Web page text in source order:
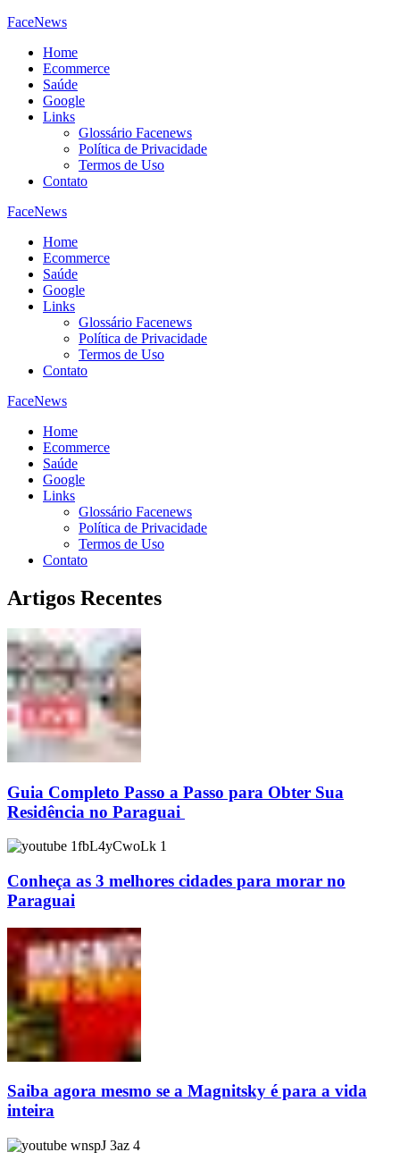
FaceNews
Home
Ecommerce
Saúde
Google
Links
Glossário Facenews
Política de Privacidade
Termos de Uso
Contato
FaceNews
Home
Ecommerce
Saúde
Google
Links
Glossário Facenews
Política de Privacidade
Termos de Uso
Contato
FaceNews
Home
Ecommerce
Saúde
Google
Links
Glossário Facenews
Política de Privacidade
Termos de Uso
Contato
Artigos Recentes
Guia Completo Passo a Passo para Obter Sua
Residência no Paraguai
Conheça as 3 melhores cidades para morar no
Paraguai
Saiba agora mesmo se a Magnitsky é para a vida
inteira